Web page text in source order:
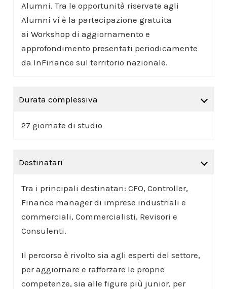
Alumni. Tra le opportunità riservate agli
Alumni vi è la partecipazione gratuita
aiWorkshop di aggiornamento e
approfondimento presentati periodicamente
da InFinance sul territorio nazionale.
Durata complessiva
27 giornate di studio
Destinatari
Tra i principali destinatari: CFO, Controller,
Finance manager di imprese industriali e
commerciali, Commercialisti, Revisori e
Consulenti.
Il percorso è rivolto sia agli esperti del settore,
per aggiornare e rafforzare le proprie
competenze, sia alle figure più junior, per